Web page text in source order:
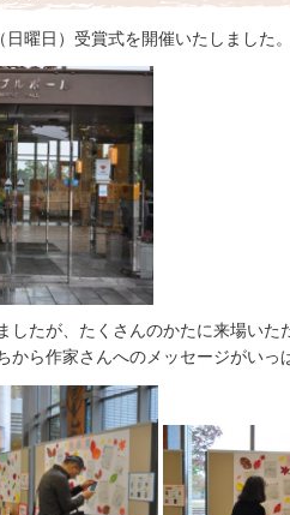
日曜日）受賞式を開催いたしました。
したが、たくさんのかたに来場いた
から作家さんへのメッセージがいっ